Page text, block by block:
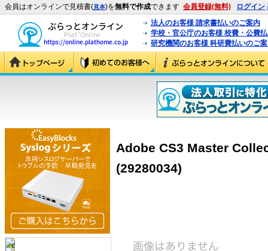
会員はオンラインで見積書(見本)を無料で作成できます 会員登録(無料) ログイン
法人のお客様 請求書払いのご案内
学校・官公庁のお客様 校費・公費
研究機関のお客様 科研費払いのご
Adobe CS3 Master
(29280034)